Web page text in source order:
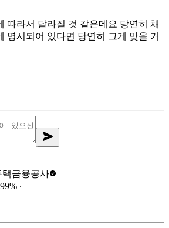
따라서 달라질 것 같은데요 당연히 채
명시되어 있다면 당연히 그게 맞을 거
택금융공사
99% ∙